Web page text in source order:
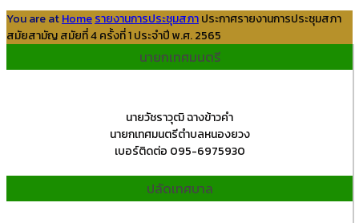
You are atHomeรายงานการประชุมสภาประกาศรายงานการประชุมสภา
สมัยสามัญ สมัยที่ 4 ครั้งที่ 1 ประจำปี พ.ศ. 2565
นายกเทศมนตรี
นายวัชราวุฒิ ฉางข้าวคำ
นายกเทศมนตรีตำบลหนองยวง
เบอร์ติดต่อ 095-6975930
ปลัดเทศบาล